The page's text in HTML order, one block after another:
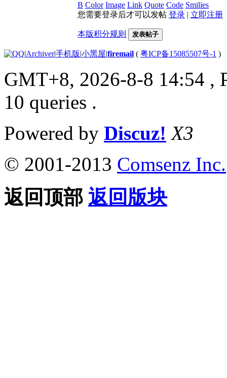
B Color Image Link Quote Code Smilies
您需要登录后才可以发帖 登录 | 立即注册
本版积分规则 发表帖子
|Archiver|手机版|小黑屋|firemail ( 粤ICP备15085507号-1 )
GMT+8, 2026-8-8 14:54 ,
10 queries .
Powered by Discuz! X3
© 2001-2013 Comsenz Inc.
返回顶部 返回版块